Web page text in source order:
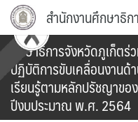
Skip
content
สำนักงานศึกษาธิ
ศึกษาธิการจังหวัดภูเก็ตร่
ปฏิบัติการขับเคลื่อนงานด้
เรียนรู้ตามหลักปรัชญาข
ปีงบประมาณ พ.ศ. 2564